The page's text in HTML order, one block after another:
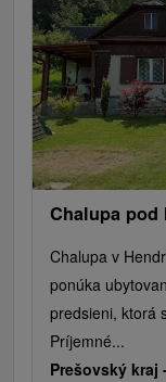
Chalupa pod
Chalupa v
ponúka
predsieni, ktorá
Príjemné...
Prešovský kraj -